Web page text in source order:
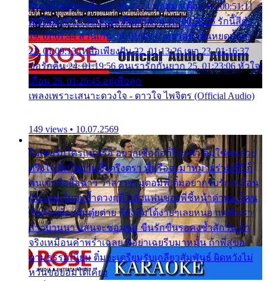
ฉันแล้วจงตายเสีย 15. 00:47:24 ขอสูมาเต๊อะ 16. 00:51:11
คนใจมาร 17. 00:54:50 คืนทรมาน 18. 00:58:25 รักนี้สีดำ
19. 01:01:44 ส่วนเกิน 20. 01:05:42 หยาดน้ำฝนหยดน้ำตา
21. 01:09:13 เหลือเพียงฝัน 22. 01:13:26 เขา 23. 01:16:37
ขอรักคืน 24. 01:19:56 คนเรารักกันยาก 25. 01:23:06 หัวใจ
เถื่อน 26. 01:26:45 อยู่เพื่อลูก
เพลงเพราะเสนาะดวงใจ - ดาวใจ ไพจิตร (Official Audio)
149 views • 10.07.2569
ไม่เคยรักใครแน่หรือ อยากเชื่อถือก็ไม่กล้า ติ๋มใช่คนสวย
ตรึงใจ ติ๋มใช่งามซึ้งตรึงตรา พี่หรือจะมาหมายร่วมชีวี ก็
คนเขาลืออื้อฉาว ว่าสาวๆรุมตอมพี่ ติ๋มอยากรับรักเหมือน
กัน แต่หวั่นจะช้ำดวงฤดี กลัวแฟนของพี่ชี้หน้าด่าทอ ก็คน
ชื่อต๋อยต้อยตุ้มตุ๋ยต่าย พี่ยังลืมได้ง่ายๆเลยหนอ แค่ตัวเรา
สาวบ้านนา แสนจะซอมซ่อ ขืนรักขืนรอคงช้ำสักวัน ถ้า
จริงเหมือนคำพร่ำเฉลย พี่อย่าเฉยรีบมาหมั้น ถ้าพี่สู่ขอ
ตามธรรมเนียม ติ๋มจะเตรียมรับเกลียวสัมพันธ์ ผิดหวังไม่
หวั่นขอยอมได้เคียง